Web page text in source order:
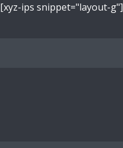
[xyz-ips snippet="layout-g"]